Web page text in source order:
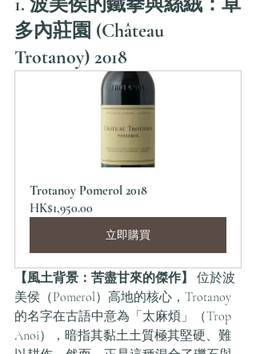
多內莊園 (Château
Trotanoy) 2018
Trotanoy Pomerol 2018
HK$1,950.00
立即購買
【風土背景：苦盡甘來的傑作】
位於波
美侯（Pomerol）高地的核心，Trotanoy
的名字在古語中意為「太麻煩」（Trop
Anoi），暗指其黏土土質極其堅硬、難